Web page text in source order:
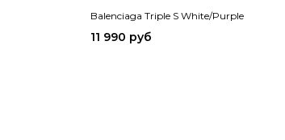
Balenciaga Triple S White/Purple
11 990 руб